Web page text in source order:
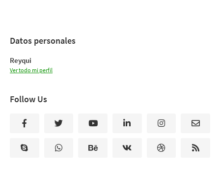
Datos personales
Reyqui
Ver todo mi perfil
Follow Us